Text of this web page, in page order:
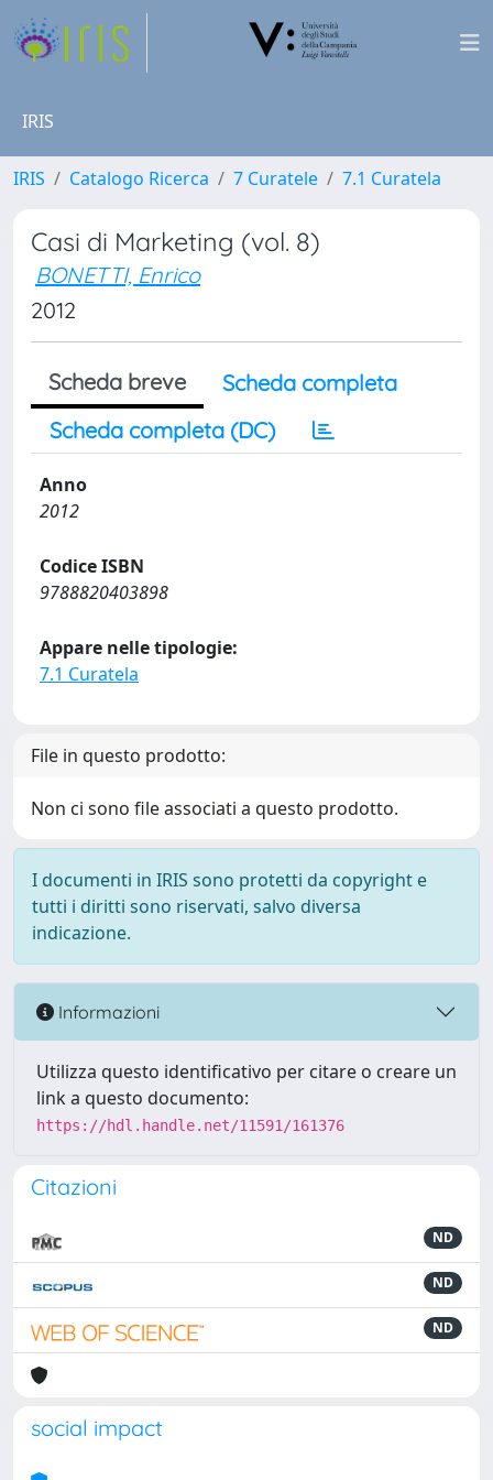
IRIS
IRIS Catalogo Ricerca 7 Curatele 7.1 Curatela
Casi di Marketing (vol. 8)
BONETTI, Enrico
2012
Scheda breve
Scheda completa
Scheda completa (DC)
Anno
2012
Codice ISBN
9788820403898
Appare nelle tipologie:
7.1 Curatela
File in questo prodotto:
Non ci sono file associati a questo prodotto.
I documenti in IRIS sono protetti da copyright e
tutti i diritti sono riservati, salvo diversa
indicazione.
Informazioni
Utilizza questo identificativo per citare o creare un
link a questo documento:
https://hdl.handle.net/11591/161376
Citazioni
ND
ND
ND
social impact